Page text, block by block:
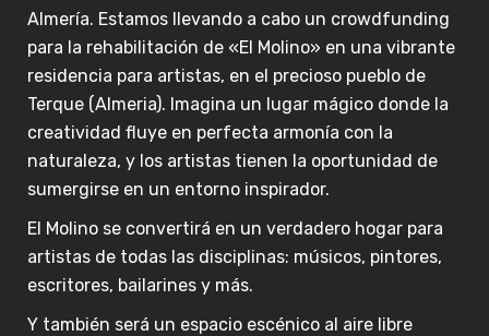
Almería. Estamos llevando a cabo un crowdfunding
para la rehabilitación de «El Molino» en una vibrante
residencia para artistas, en el precioso pueblo de
Terque (Almeria). Imagina un lugar mágico donde la
creatividad fluye en perfecta armonía con la
naturaleza, y los artistas tienen la oportunidad de
sumergirse en un entorno inspirador.
El Molino se convertirá en un verdadero hogar para
artistas de todas las disciplinas: músicos, pintores,
escritores, bailarines y más.
Y también será un espacio escénico al aire libre